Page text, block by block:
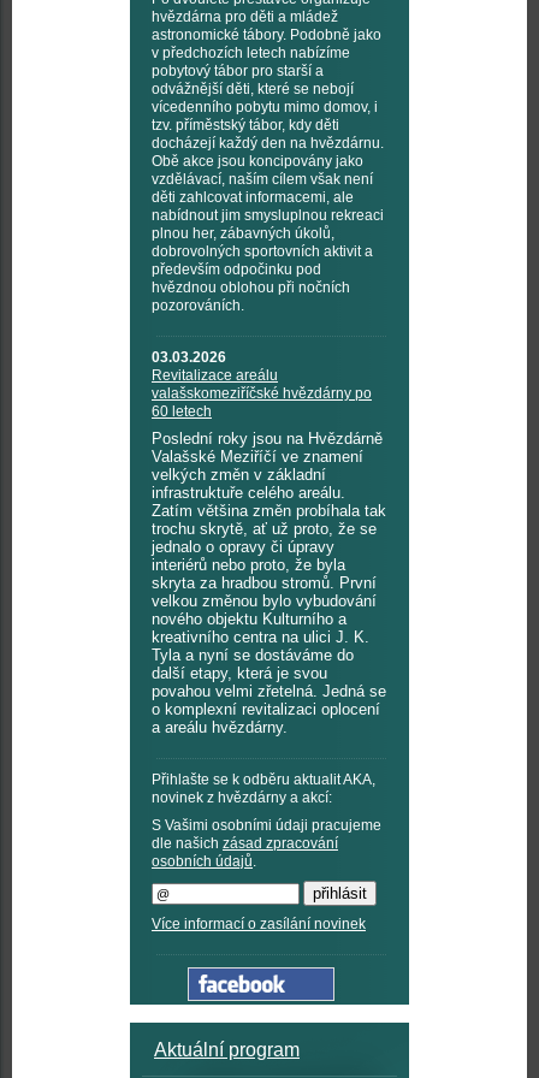
hvězdárna pro děti a mládež
astronomické tábory. Podobně jako
v předchozích letech nabízíme
pobytový tábor pro starší a
odvážnější děti, které se nebojí
vícedenního pobytu mimo domov, i
tzv. příměstský tábor, kdy děti
docházejí každý den na hvězdárnu.
Obě akce jsou koncipovány jako
vzdělávací, naším cílem však není
děti zahlcovat informacemi, ale
nabídnout jim smysluplnou rekreaci
plnou her, zábavných úkolů,
dobrovolných sportovních aktivit a
především odpočinku pod
hvězdnou oblohou při nočních
pozorováních.
03.03.2026
Revitalizace areálu
valašskomeziříčské hvězdárny po
60 letech
Poslední roky jsou na Hvězdárně
Valašské Meziříčí ve znamení
velkých změn v základní
infrastruktuře celého areálu.
Zatím většina změn probíhala tak
trochu skrytě, ať už proto, že se
jednalo o opravy či úpravy
interiérů nebo proto, že byla
skryta za hradbou stromů. První
velkou změnou bylo vybudování
nového objektu Kulturního a
kreativního centra na ulici J. K.
Tyla a nyní se dostáváme do
další etapy, která je svou
povahou velmi zřetelná. Jedná se
o komplexní revitalizaci oplocení
a areálu hvězdárny.
Přihlašte se k odběru aktualit AKA,
novinek z hvězdárny a akcí:
S Vašimi osobními údaji pracujeme
dle našich zásad zpracování
osobních údajů.
Více informací o zasílání novinek
Aktuální program